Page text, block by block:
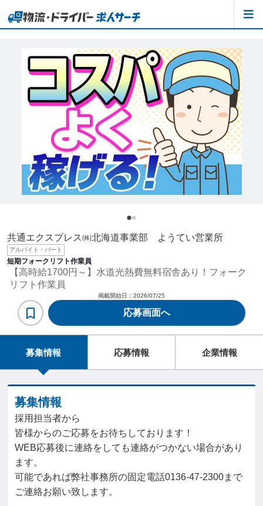
共通エクスプレス㈱北海道事業部 ようてい営業所
アルバイト・パート
短期フォークリフト作業員
【高時給1700円～】水道光熱費無料宿舎あり！フォーク
リフト作業員
掲載開始日： 2026/07/25
応募画面へ
募集情報 応募情報 企業情報
募集情報
採用担当者から
皆様からのご応募をお待ちしております！
WEB応募後に連絡をしても連絡がつかない場合があり
ます。
可能であれば弊社事務所の固定電話0136-47-2300まで
ご連絡お願い致します。